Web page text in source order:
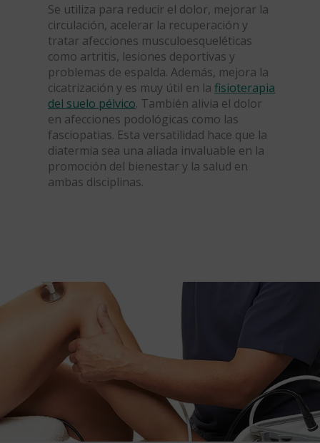
Se utiliza para reducir el dolor, mejorar la
circulación, acelerar la recuperación y
tratar afecciones musculoesqueléticas
como artritis, lesiones deportivas y
problemas de espalda. Además, mejora la
cicatrización y es muy útil en lafisioterapia
del suelo pélvico. También alivia el dolor
en afecciones podológicas como las
fasciopatias. Esta versatilidad hace que la
diatermia sea una aliada invaluable en la
promoción del bienestar y la salud en
ambas disciplinas.